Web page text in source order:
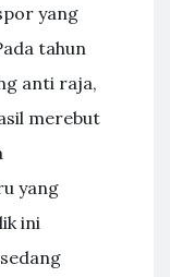
yang
tahun
anti raja,
merebut
yang
ini